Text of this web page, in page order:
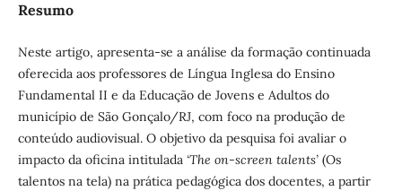
Resumo
Neste artigo, apresenta-se a análise da formação continuada
oferecida aos professores de Língua Inglesa do Ensino
Fundamental II e da Educação de Jovens e Adultos do
município de São Gonçalo/RJ, com foco na produção de
conteúdo audiovisual. O objetivo da pesquisa foi avaliar o
impacto da oficina intitulada ‘The on-screen talents’(Os
talentos na tela) na prática pedagógica dos docentes, a partir